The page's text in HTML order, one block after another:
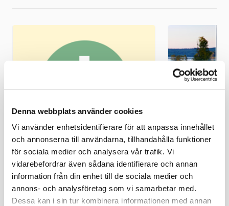
Denna webbplats använder cookies
Vi använder enhetsidentifierare för att anpassa innehållet
och annonserna till användarna, tillhandahålla funktioner
för sociala medier och analysera vår trafik. Vi
vidarebefordrar även sådana identifierare och annan
information från din enhet till de sociala medier och
annons- och analysföretag som vi samarbetar med.
Dessa kan i sin tur kombinera informationen med annan
NYHET
Facken har sagt upp avtalen
om pension, försäkring och
NYHET
Nytt